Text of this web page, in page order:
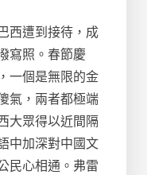
西遭到接待，成
寫照。春節慶
一個是無限的金
氣，兩者都極端
大眾得以近間隔
中加深對中國文
民心相通。弗雷